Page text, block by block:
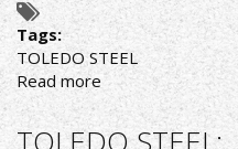
Tags:
TOLEDO STEEL
Read more about
TOLEDO
STEEL